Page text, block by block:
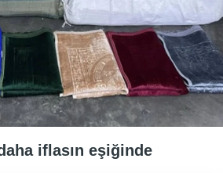
iflasın eşiğinde